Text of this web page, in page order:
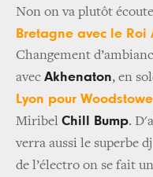
Non on va plutôt
Bretagne avec le Roi
Changement
avec Akhenaton, en
Lyon pour
Miribel Chill Bump.
verra aussi le superbe dj
de l’électro on se fait